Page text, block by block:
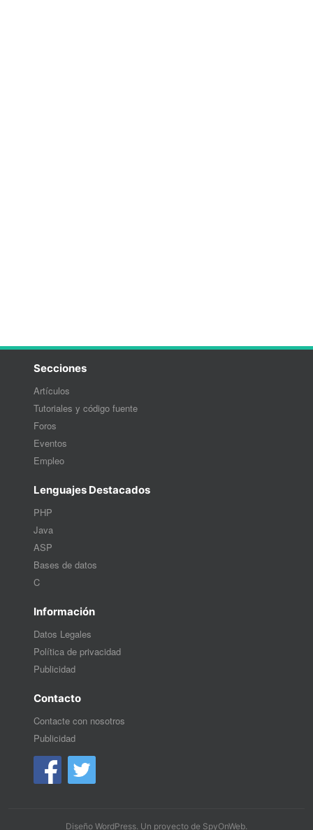
Secciones
Artículos
Tutoriales y código fuente
Foros
Eventos
Empleo
Lenguajes Destacados
PHP
Java
ASP
Bases de datos
C
Información
Datos Legales
Política de privacidad
Publicidad
Contacto
Contacte con nosotros
Publicidad
Diseño WordPress. Un proyecto de SpyOnWeb.